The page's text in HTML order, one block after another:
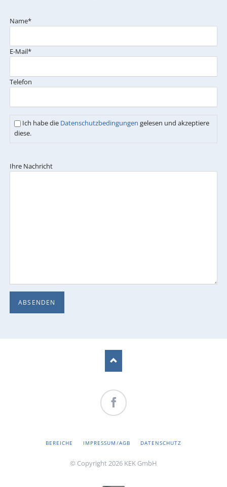
Pflichtfeld
Name*
Pflichtfeld
E-Mail*
Telefon
Ich habe die Datenschutzbedingungen gelesen und akzeptiere
diese.
Ihre Nachricht
ABSENDEN
BEREICHE IMPRESSUM/AGB DATENSCHUTZ
© Copyright 2026 KEK GmbH